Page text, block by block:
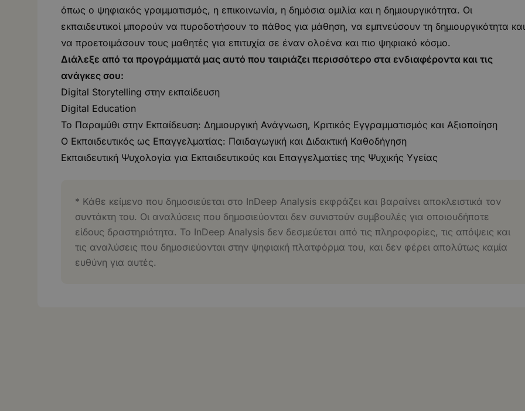
όπως ο ψηφιακός γραμματισμός, η επικοινωνία, η δημόσια ομιλία και η δημιουργικότητα. Οι
εκπαιδευτικοί μπορούν να πυροδοτήσουν το πάθος για μάθηση, να εμπνεύσουν τη δημιουργικότητα και
να προετοιμάσουν τους μαθητές για επιτυχία σε έναν ολοένα και πιο ψηφιακό κόσμο.
Διάλεξε από τα προγράμματά μας αυτό που ταιριάζει περισσότερο στα ενδιαφέροντα και τις
ανάγκες σου:
Digital Storytelling στην εκπαίδευση
Digital Education
Το Παραμύθι στην Εκπαίδευση: Δημιουργική Ανάγνωση, Κριτικός Εγγραμματισμός και Αξιοποίηση
Ο Εκπαιδευτικός ως Επαγγελματίας: Παιδαγωγική και Διδακτική Καθοδήγηση
Εκπαιδευτική Ψυχολογία για Εκπαιδευτικούς και Επαγγελματίες της Ψυχικής Υγείας
* Κάθε κείμενο που δημοσιεύεται στο InDeep Analysis εκφράζει και βαραίνει αποκλειστικά τον
συντάκτη του. Οι αναλύσεις που δημοσιεύονται δεν συνιστούν συμβουλές για οποιουδήποτε
είδους δραστηριότητα. Το InDeep Analysis δεν δεσμεύεται από τις πληροφορίες, τις απόψεις και
τις αναλύσεις που δημοσιεύονται στην ψηφιακή πλατφόρμα του, και δεν φέρει απολύτως καμία
ευθύνη για αυτές.